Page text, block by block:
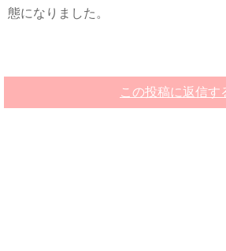
態になりました。
この投稿に返信す